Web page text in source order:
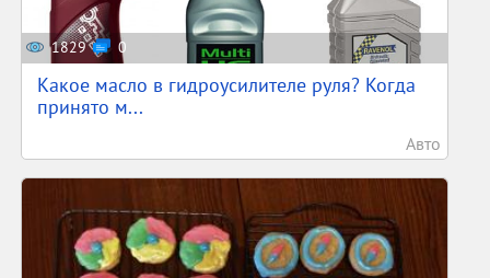
1829 0
Какое масло в гидроусилителе руля? Когда
принято м...
Авто